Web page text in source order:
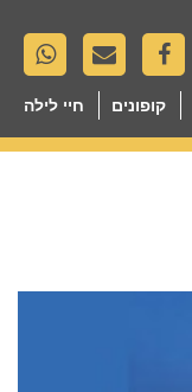
קופונים חיי לילה